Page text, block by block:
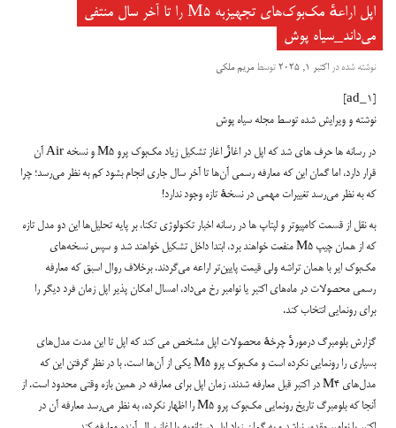
اپل اراعهٔ مک‌بوک‌های تجهیزبه M5 را تا آخر سال منتفی
می‌داند_سیاه پوش
نوشته شده در اکتبر 1, 2025 توسطمریم ملکی
نوشته و ویرایش شده توسط مجله سیاه پوش
در رسانه ها حرف های شد که اپل در اغازٔ اغاز تشکیل زیاد مک‌بوک پرو M5 و نسخه Air آن
قرار دارد، اما گمان این که معارفه رسمی آن‌ها تا آخر سال جاری انجام بشود کم به نظر می‌رسد؛ چرا
که به نظر می‌رسد تغییرات مهمی در نسخهٔ تازه وجود ندارد!
به نقل از قسمت کامپیوتر و لپتاپ ها در رسانه اخبار تکنولوژی تکنا، بر پایه تحلیل‌ها این دو مدل تازه
که از همان چیپ M5 منفعت خواهند برد، ابتدا داخل تشکیل خواهند شد و سپس نسخه‌های
مک‌بوک ایر با همان تراشه ولی قیمت پایین‌تر اراعه می‌گردند. برخلاف روال اسبق که معارفه
رسمی محصولات در ماه‌های اکتبر یا نوامبر رخ می‌داد، امسال امکان پذیر اپل زمان فرد دیگر را
برای رونمایی انتخاب کند.
گزارش بلومبرگ درموردٔ چرخهٔ محصولات اپل مشخص می کند که اپل تا این مدت مدل‌های
بسیاری را رونمایی نکرده است و مک‌بوک پرو M5 یکی از آن‌ها است. با در نظر گرفتن این که
مدل‌های M4 در اکتبر قبل معارفه شدند، زمان اپل برای معارفه در همین بازه وقتی محدود است. از
آنجا که بلومبرگ تاریخ رونمایی مک‌بوک پرو M5 را اظهار نکرده، به نظر می‌رسد معارفه آن در